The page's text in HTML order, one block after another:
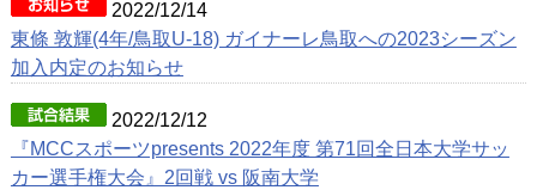
2022/12/14
東條 敦輝(4年/鳥取U-18) ガイナーレ鳥取への2023シーズン
加入内定のお知らせ
2022/12/12
『MCCスポーツpresents 2022年度 第71回全日本大学サッ
カー選手権大会』2回戦 vs 阪南大学